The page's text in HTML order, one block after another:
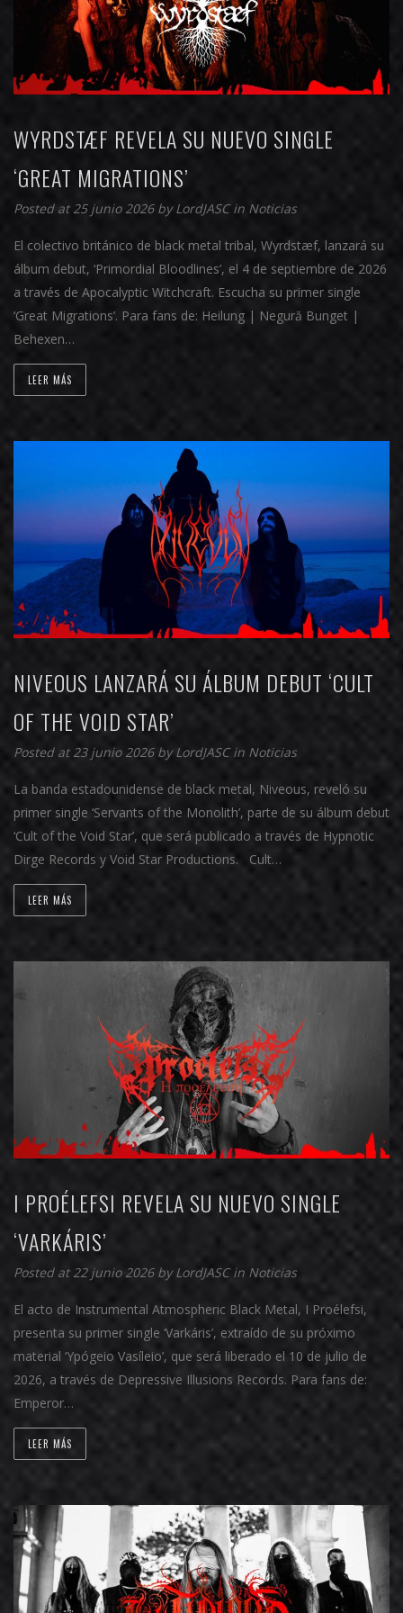
WYRDSTÆF REVELA SU NUEVO SINGLE
‘GREAT MIGRATIONS’
Posted at 25 junio 2026 byLordJASCin Noticias
El colectivo británico de black metal tribal, Wyrdstæf, lanzará su
álbum debut, ‘Primordial Bloodlines’, el 4 de septiembre de 2026
a través de Apocalyptic Witchcraft. Escucha su primer single
‘Great Migrations’. Para fans de: Heilung | Negură Bunget |
Behexen…
LEER MÁS
NIVEOUS LANZARÁ SU ÁLBUM DEBUT ‘CULT
OF THE VOID STAR’
Posted at 23 junio 2026 byLordJASCin Noticias
La banda estadounidense de black metal, Niveous, reveló su
primer single ‘Servants of the Monolith’, parte de su álbum debut
‘Cult of the Void Star’, que será publicado a través de Hypnotic
Dirge Records y Void Star Productions. Cult…
LEER MÁS
I PROÉLEFSI REVELA SU NUEVO SINGLE
‘VARKÁRIS’
Posted at 22 junio 2026 byLordJASCin Noticias
El acto de Instrumental Atmospheric Black Metal, I Proélefsi,
presenta su primer single ‘Varkáris’, extraído de su próximo
material ‘Ypógeio Vasíleio’, que será liberado el 10 de julio de
2026, a través de Depressive Illusions Records. Para fans de:
Emperor…
LEER MÁS